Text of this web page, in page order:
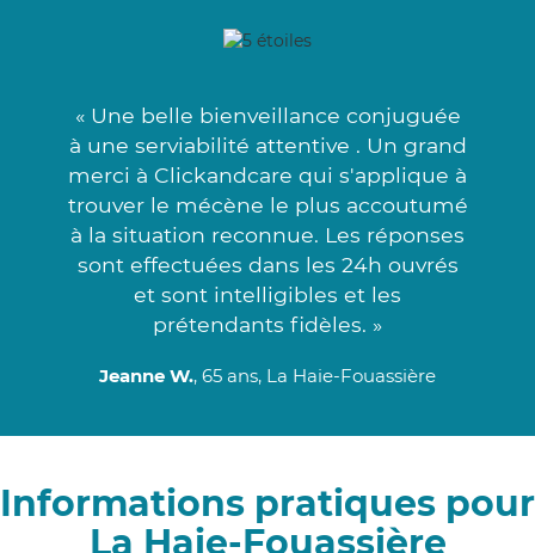
« Une belle bienveillance conjuguée
à une serviabilité attentive . Un grand
merci à Clickandcare qui s'applique à
trouver le mécène le plus accoutumé
à la situation reconnue. Les réponses
sont effectuées dans les 24h ouvrés
et sont intelligibles et les
prétendants fidèles. »
Jeanne W., 65 ans, La Haie-Fouassière
Informations pratiques pour
La Haie-Fouassière